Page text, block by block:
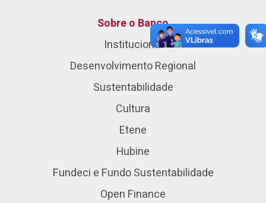
Sobre o Banco
Institucional
Desenvolvimento Regional
Sustentabilidade
Cultura
Etene
Hubine
Fundeci e Fundo Sustentabilidade
Open Finance